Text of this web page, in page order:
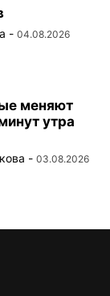
- 04.08.2026
меняют
утра
- 03.08.2026